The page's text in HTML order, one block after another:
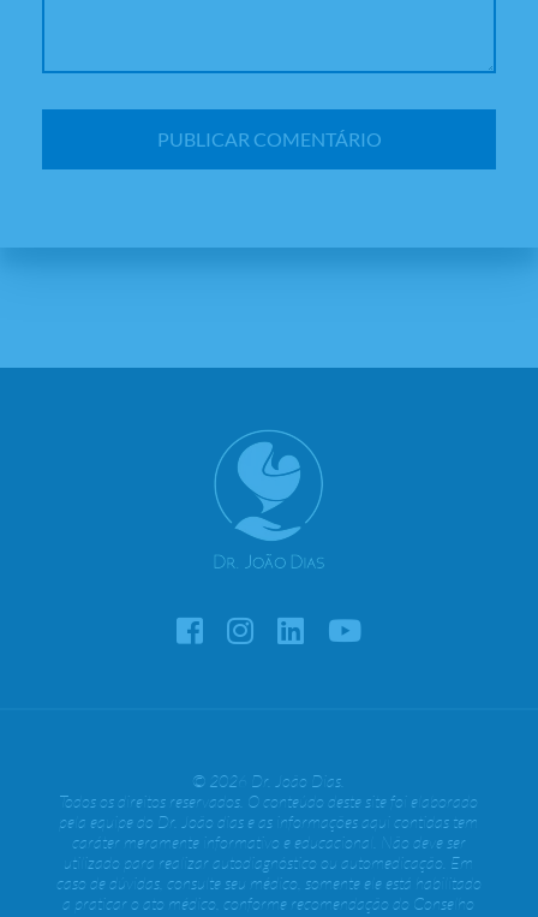
© 2026 Dr. João Dias.
Todos os direitos reservados. O conteúdo deste site foi elaborado
pela equipe do Dr. João dias e as informações aqui contidas tem
caráter meramente informativo e educacional. Não deve ser
utilizado para realizar autodiagnóstico ou automedicação. Em
caso de dúvidas, consulte seu médico, somente ele está habilitado
a praticar o ato médico, conforme recomendação do Conselho